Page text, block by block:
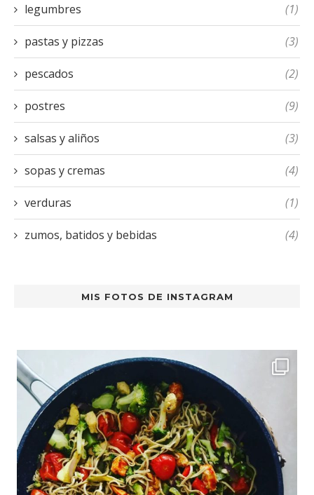
legumbres (1)
pastas y pizzas (3)
pescados (2)
postres (9)
salsas y aliños (3)
sopas y cremas (4)
verduras (1)
zumos, batidos y bebidas (4)
MIS FOTOS DE INSTAGRAM